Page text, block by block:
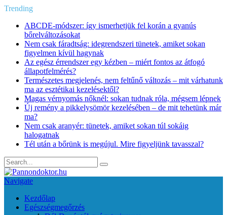
Trending
ABCDE‑módszer: így ismerhetjük fel korán a gyanús
bőrelváltozásokat
Nem csak fáradtság: idegrendszeri tünetek, amiket sokan
figyelmen kívül hagynak
Az egész érrendszer egy kézben – miért fontos az átfogó
állapotfelmérés?
Természetes megjelenés, nem feltűnő változás – mit várhatunk
ma az esztétikai kezelésektől?
Magas vérnyomás nőknél: sokan tudnak róla, mégsem lépnek
Új remény a pikkelysömör kezelésében – de mit tehetünk már
ma?
Nem csak aranyér: tünetek, amiket sokan túl sokáig
halogatnak
Tél után a bőrünk is megújul. Mire figyeljünk tavasszal?
Navigate
Kezdőlap
Egészségmegőrzés